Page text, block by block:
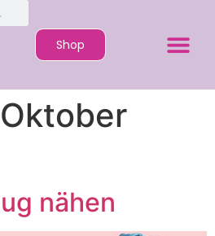
Shop
nähen